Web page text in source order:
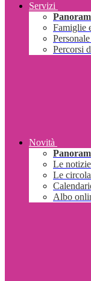
Servizi
Famiglie
Percorsi
Novità
Le notizie
Le
Albo